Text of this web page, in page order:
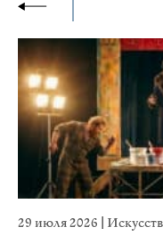
29 июля 2026